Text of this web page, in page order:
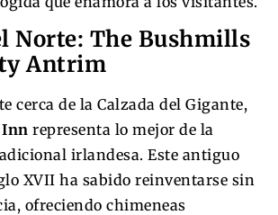
Norte: The Bushmills
Antrim
cerca de la Calzada del Gigante,
representa lo mejor de la
irlandesa. Este antiguo
XVII ha sabido reinventarse sin
ofreciendo chimeneas